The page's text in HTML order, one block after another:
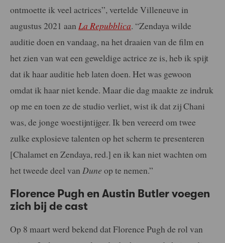
ontmoette ik veel actrices”, vertelde Villeneuve in
augustus 2021 aan La Repubblica. “Zendaya wilde
auditie doen en vandaag, na het draaien van de film en
het zien van wat een geweldige actrice ze is, heb ik spijt
dat ik haar auditie heb laten doen. Het was gewoon
omdat ik haar niet kende. Maar die dag maakte ze indruk
op me en toen ze de studio verliet, wist ik dat zij Chani
was, de jonge woestijntijger. Ik ben vereerd om twee
zulke explosieve talenten op het scherm te presenteren
[Chalamet en Zendaya, red.] en ik kan niet wachten om
het tweede deel van Dune op te nemen.”
Florence Pugh en Austin Butler voegen
zich bij de cast
Op 8 maart werd bekend dat Florence Pugh de rol van